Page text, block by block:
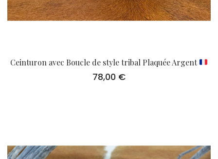
Ceinturon avec Boucle de style tribal Plaquée Argent
78,00 €